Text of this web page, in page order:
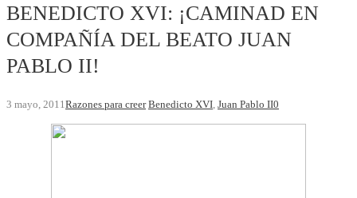
BENEDICTO XVI: ¡CAMINAD EN
COMPAÑÍA DEL BEATO JUAN
PABLO II!
3 mayo, 2011Razones para creer Benedicto XVI, Juan Pablo II0